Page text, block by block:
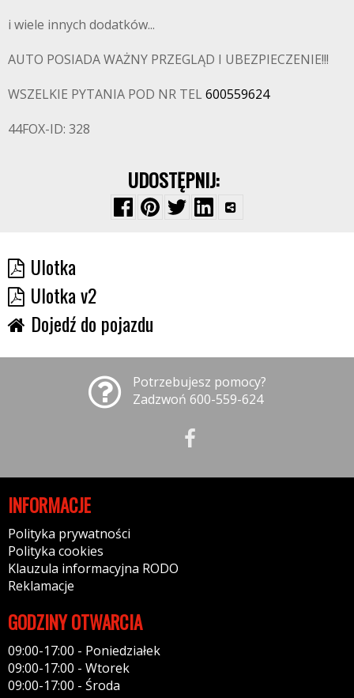
i wiele innych dodatków...
AUTO POSIADA WAŻNY PRZEGLĄD I UBEZPIECZENIE!!!
WSZELKIE PYTANIA POD NR TEL 600559624
44FOX-ID: 328
UDOSTĘPNIJ:
Ulotka
Ulotka v2
Dojedź do pojazdu
Potrzebujesz pomocy?
Zadzwoń 600-559-624
INFORMACJE
Polityka prywatności
Polityka cookies
Klauzula informacyjna RODO
Reklamacje
GODZINY OTWARCIA
09:00-17:00 - Poniedziałek
09:00-17:00 - Wtorek
09:00-17:00 - Środa